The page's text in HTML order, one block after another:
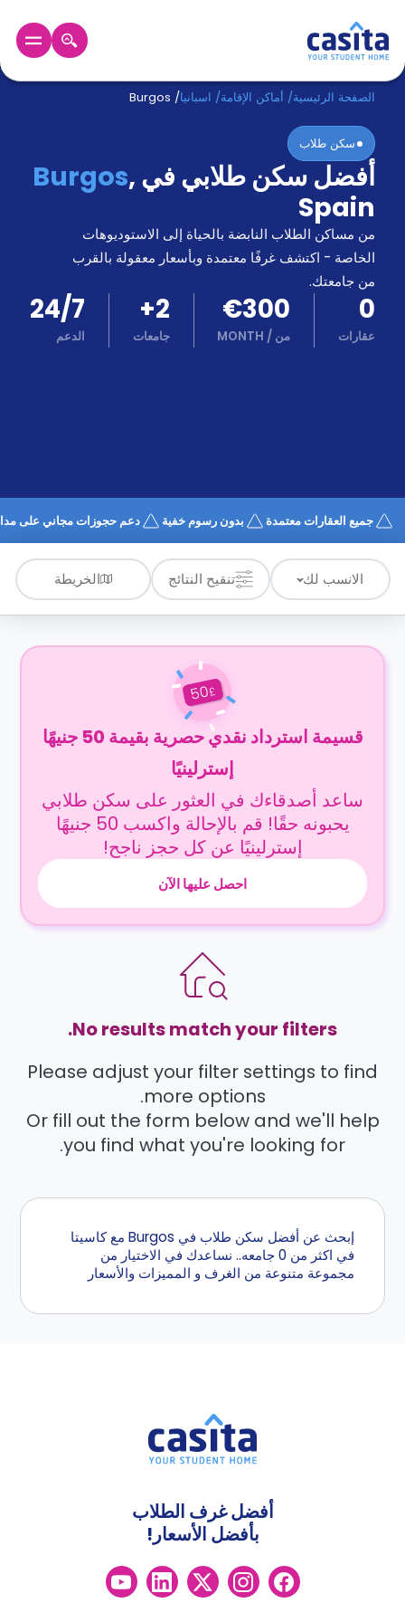
الرئيسية عربي EUR
دخول
حجز
السكن
نحن؟
المدونة
أخبر
أصدقائك
اكسب
كن
كيف
تعمل؟
الأسئلة
الشائعة
الصفحة الرئيسية/ أماكن الإقامة/ اسبانيا/
Burgos
سكن طلاب
أفضل سكن طلابي في Burgos,
Spain
من مساكن الطلاب النابضة بالحياة إلى الاستوديوهات
الخاصة - اكتشف غرفًا معتمدة وبأسعار معقولة بالقرب
من جامعتك.
0
عقارات
€300
من /
MONTH
2
+
جامعات
24/7
الدعم
جميع العقارات معتمدة بدون رسوم خفية دعم حجوزات مجاني على مدار
الانسب لك تنقيح النتائج الخريطة
£
50
قسيمة استرداد نقدي حصرية بقيمة 50 جنيهًا
إسترلينيًا
ساعد أصدقاءك في العثور على سكن طلابي
يحبونه حقًا! قم بالإحالة واكسب 50 جنيهًا
إسترلينيًا عن كل حجز ناجح!
احصل عليها الآن
No results match your filters.
Please adjust your filter settings to find
more options.
Or fill out the form below and we'll help
you find what you're looking for.
إبحث عن أفضل سكن طلاب في Burgos مع كاسيتا
في اكثر من 0 جامعه.. نساعدك في الاختيار من
مجموعة متنوعة من الغرف و المميزات والأسعار
أفضل غرف الطلاب
بأفضل الأسعار!